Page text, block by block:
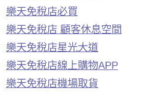
樂天免稅店必買
樂天免稅店 顧客休息空間
樂天免稅店星光大道
樂天免稅店線上購物APP
樂天免稅店機場取貨